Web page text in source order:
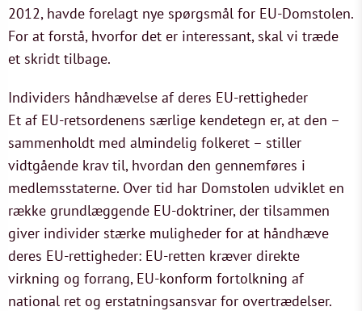
2012, havde forelagt nye spørgsmål for EU-Domstolen.
For at forstå, hvorfor det er interessant, skal vi træde
et skridt tilbage.
Individers håndhævelse af deres EU-rettigheder
Et af EU-retsordenens særlige kendetegn er, at den –
sammenholdt med almindelig folkeret – stiller
vidtgående krav til, hvordan den gennemføres i
medlemsstaterne. Over tid har Domstolen udviklet en
række grundlæggende EU-doktriner, der tilsammen
giver individer stærke muligheder for at håndhæve
deres EU-rettigheder: EU-retten kræver direkte
virkning og forrang, EU-konform fortolkning af
national ret og erstatningsansvar for overtrædelser.